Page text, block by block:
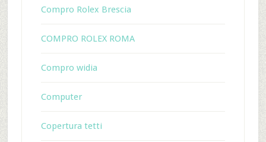
Compro Rolex Brescia
COMPRO ROLEX ROMA
Compro widia
Computer
Copertura tetti